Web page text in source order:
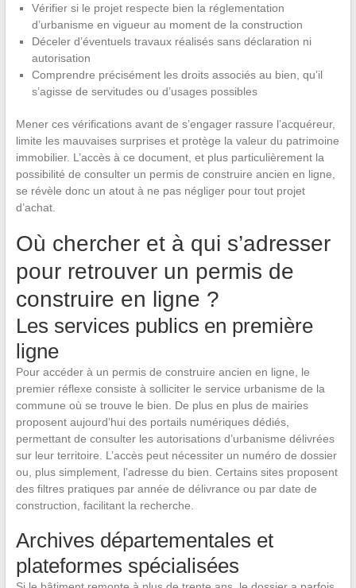
Vérifier si le projet respecte bien la réglementation
d’urbanisme en vigueur au moment de la construction
Déceler d’éventuels travaux réalisés sans déclaration ni
autorisation
Comprendre précisément les droits associés au bien, qu’il
s’agisse de servitudes ou d’usages possibles
Mener ces vérifications avant de s’engager rassure l’acquéreur,
limite les mauvaises surprises et protège la valeur du patrimoine
immobilier. L’accès à ce document, et plus particulièrement la
possibilité de consulter un permis de construire ancien en ligne,
se révèle donc un atout à ne pas négliger pour tout projet
d’achat.
Où chercher et à qui s’adresser
pour retrouver un permis de
construire en ligne ?
Les services publics en première
ligne
Pour accéder à un permis de construire ancien en ligne, le
premier réflexe consiste à solliciter le service urbanisme de la
commune où se trouve le bien. De plus en plus de mairies
proposent aujourd’hui des portails numériques dédiés,
permettant de consulter les autorisations d’urbanisme délivrées
sur leur territoire. L’accès peut nécessiter un numéro de dossier
ou, plus simplement, l’adresse du bien. Certains sites proposent
des filtres pratiques par année de délivrance ou par date de
construction, facilitant la recherche.
Archives départementales et
plateformes spécialisées